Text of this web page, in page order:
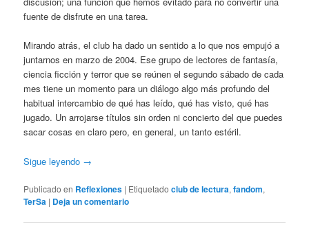
fuente de disfrute en una tarea.
Mirando atrás, el club ha dado un sentido a lo que nos empujó a
juntarnos en marzo de 2004. Ese grupo de lectores de fantasía,
ciencia ficción y terror que se reúnen el segundo sábado de cada
mes tiene un momento para un diálogo algo más profundo del
habitual intercambio de qué has leído, qué has visto, qué has
jugado. Un arrojarse títulos sin orden ni concierto del que puedes
sacar cosas en claro pero, en general, un tanto estéril.
Sigue leyendo →
Publicado en Reflexiones | Etiquetado club de lectura,fandom,
TerSa | Deja un comentario